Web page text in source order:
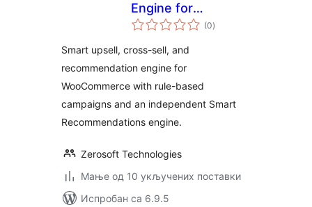
Engine for
WooCommerce
(0укупних
оцена
)
Smart upsell, cross-sell, and
recommendation engine for
WooCommerce with rule-based
campaigns and an independent Smart
Recommendations engine.
Zerosoft Technologies
Мање од 10 укључених поставки
Испробан са 6.9.5